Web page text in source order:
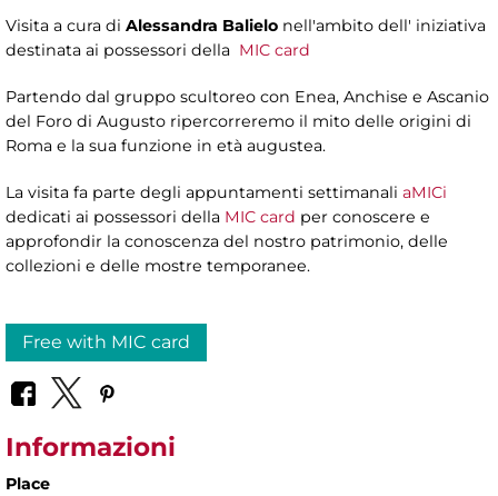
Visita a cura di Alessandra Balielo nell'ambito dell' iniziativa
destinata ai possessori della MIC card
Partendo dal gruppo scultoreo con Enea, Anchise e Ascanio
del Foro di Augusto ripercorreremo il mito delle origini di
Roma e la sua funzione in età augustea.
La visita fa parte degli appuntamenti settimanali aMICi
dedicati ai possessori della MIC card per conoscere e
approfondir la conoscenza del nostro patrimonio, delle
collezioni e delle mostre temporanee.
Free with MIC card
Informazioni
Place